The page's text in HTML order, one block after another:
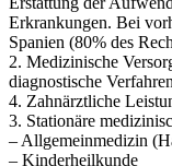
Erkrankungen. Bei
Spanien (80% des
2. Medizinische
diagnostische
4. Zahnärztliche
3. Stationäre
– Allgemeinmedizin
– Kinderheilkunde